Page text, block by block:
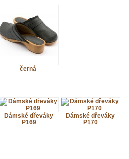
černá
Dámské dřeváky
P169
Dámské dřeváky
P170